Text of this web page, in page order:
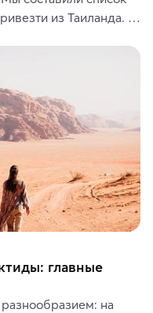
из Таиланда.
интерьера
главные
на